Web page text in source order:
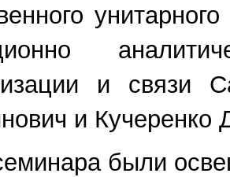
и связи
и Кучеренко
были